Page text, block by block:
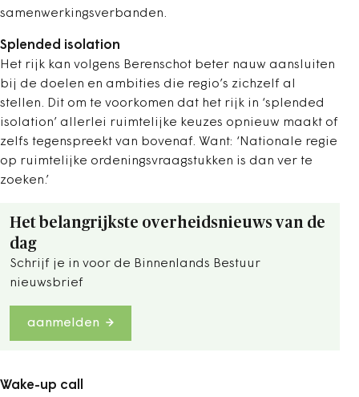
samenwerkingsverbanden.
Splended isolation
Het rijk kan volgens Berenschot beter nauw aansluiten
bij de doelen en ambities die regio’s zichzelf al
stellen. Dit om te voorkomen dat het rijk in ‘splended
isolation’ allerlei ruimtelijke keuzes opnieuw maakt of
zelfs tegenspreekt van bovenaf. Want: ‘Nationale regie
op ruimtelijke ordeningsvraagstukken is dan ver te
zoeken.’
Het belangrijkste overheidsnieuws van de
dag
Schrijf je in voor de Binnenlands Bestuur
nieuwsbrief
aanmelden
Wake-up call